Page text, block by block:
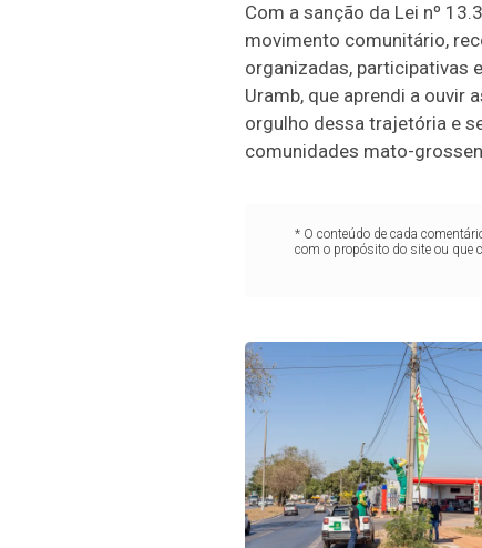
Com a sanção da Lei nº
movimento comunitário,
organizadas, participativas
Uramb, que aprendi a ouvir
orgulho dessa trajetória e
comunidades mato-
* O conteúdo de cada
com o propósito do site ou que